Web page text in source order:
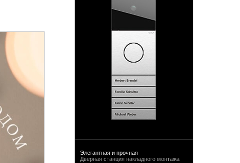
Элегантная и прочная
Дверная станция накладного монтажа